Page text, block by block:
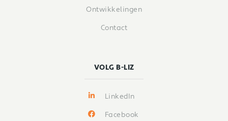
Ontwikkelingen
Contact
VOLG B-LIZ
LinkedIn
Facebook